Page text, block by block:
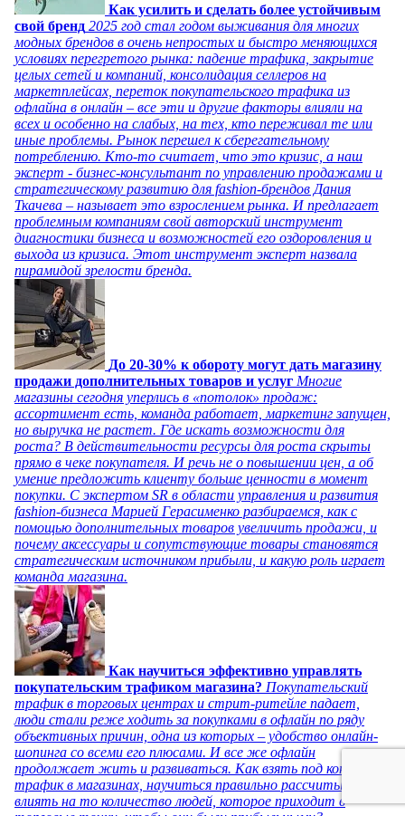
Как усилить и сделать более устойчивым
свой бренд 2025 год стал годом выживания для многих
модных брендов в очень непростых и быстро меняющихся
условиях перегретого рынка: падение трафика, закрытие
целых сетей и компаний, консолидация селлеров на
маркетплейсах, переток покупательского трафика из
офлайна в онлайн – все эти и другие факторы влияли на
всех и особенно на слабых, на тех, кто переживал те или
иные проблемы. Рынок перешел к сберегательному
потреблению. Кто-то считает, что это кризис, а наш
эксперт - бизнес-консультант по управлению продажами и
стратегическому развитию для fashion-брендов Дания
Ткачева – называет это взрослением рынка. И предлагает
проблемным компаниям свой авторский инструмент
диагностики бизнеса и возможностей его оздоровления и
выхода из кризиса. Этот инструмент эксперт назвала
пирамидой зрелости бренда.
До 20-30% к обороту могут дать магазину
продажи дополнительных товаров и услуг Многие
магазины сегодня уперлись в «потолок» продаж:
ассортимент есть, команда работает, маркетинг запущен,
но выручка не растет. Где искать возможности для
роста? В действительности ресурсы для роста скрыты
прямо в чеке покупателя. И речь не о повышении цен, а об
умение предложить клиенту больше ценности в момент
покупки. С экспертом SR в области управления и развития
fashion-бизнеса Марией Герасименко разбираемся, как с
помощью дополнительных товаров увеличить продажи, и
почему аксессуары и сопутствующие товары становятся
стратегическим источником прибыли, и какую роль играет
команда магазина.
Как научиться эффективно управлять
покупательским трафиком магазина? Покупательский
трафик в торговых центрах и стрит-ритейле падает,
люди стали реже ходить за покупками в офлайн по ряду
объективных причин, одна из которых – удобство онлайн-
шопинга со всеми его плюсами. И все же офлайн
продолжает жить и развиваться. Как взять под контроль
трафик в магазинах, научиться правильно рассчитывать и
влиять на то количество людей, которое приходит в